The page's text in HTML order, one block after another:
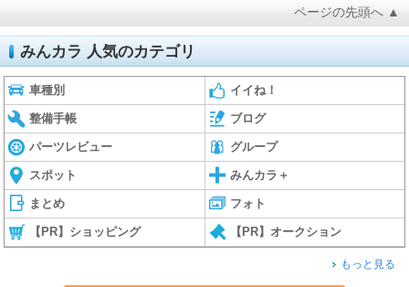
ページの先頭へ ▲
みんカラ 人気のカテゴリ
車種別 イイね！
整備手帳 ブログ
パーツレビュー グループ
スポット みんカラ＋
まとめ フォト
【PR】ショッピング 【PR】オークション
もっと見る